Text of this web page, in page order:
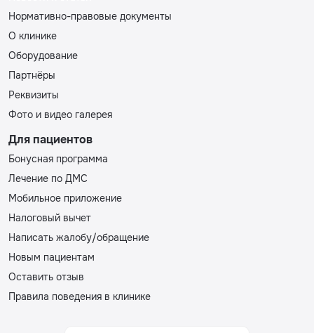
Нормативно-правовые документы
О клинике
Оборудование
Партнёры
Реквизиты
Фото и видео галерея
Для пациентов
Бонусная программа
Лечение по ДМС
Мобильное приложение
Налоговый вычет
Написать жалобу/обращение
Новым пациентам
Оставить отзыв
Правила поведения в клинике